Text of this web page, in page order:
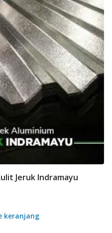
Jeruk Indramayu
keranjang